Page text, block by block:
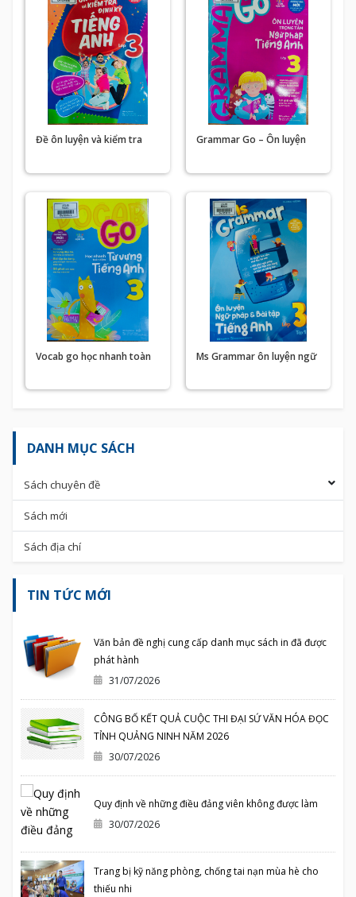
Đề ôn luyện và kiểm tra
Grammar Go – Ôn luyện
Anh
Vocab go học nhanh toàn
Ms Grammar ôn luyện ngữ
DANH MỤC SÁCH
Sách chuyên đề
Sách mới
Sách địa chí
TIN TỨC MỚI
Văn bản đề nghị cung cấp danh mục sách in đã được
phát hành
31/07/2026
CÔNG BỐ KẾT QUẢ CUỘC THI ĐẠI SỨ VĂN HÓA ĐỌC
TỈNH QUẢNG NINH NĂM 2026
30/07/2026
Quy định về những điều đảng viên không được làm
30/07/2026
Trang bị kỹ năng phòng, chống tai nạn mùa hè cho
thiếu nhi